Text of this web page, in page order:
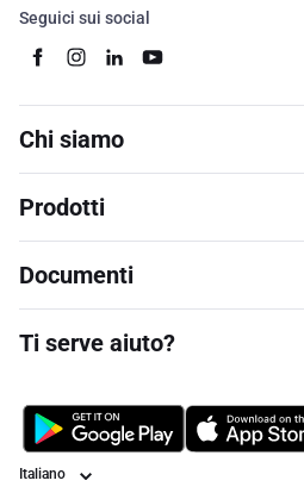
Seguici sui social
Chi siamo
Prodotti
Documenti
Ti serve aiuto?
Lingua